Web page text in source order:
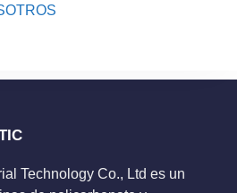
Technology Co., Ltd es un